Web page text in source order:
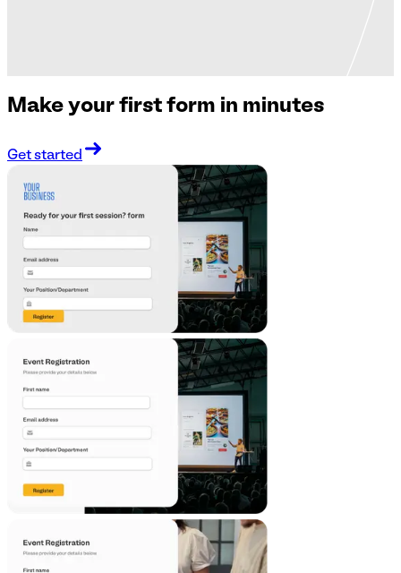
Make your first form in minutes
Get started